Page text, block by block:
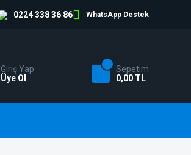
0224 338 36 86 WhatsApp Destek
Giriş Yap
Üye Ol
Sepetim
0,00 TL